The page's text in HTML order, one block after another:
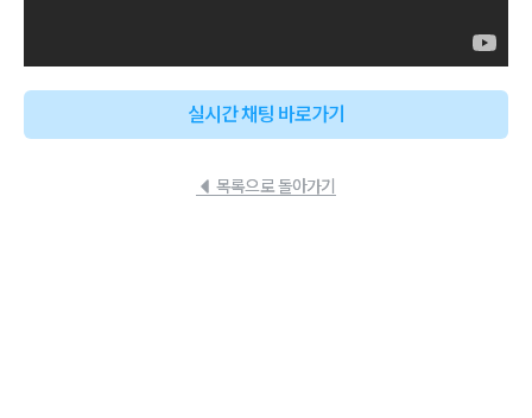
실시간 채팅 바로가기
목록으로 돌아가기